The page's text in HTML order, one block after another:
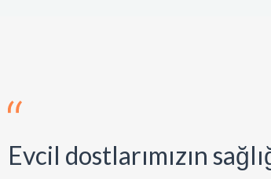
Evcil dostlarımızın